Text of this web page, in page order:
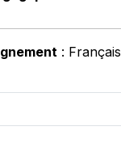
: Français